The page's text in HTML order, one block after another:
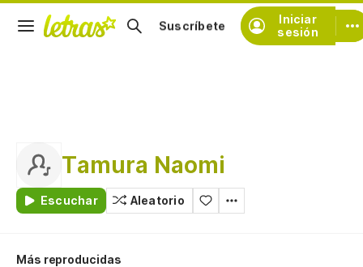
Iniciar
sesión
Suscríbete
Tamura Naomi
Escuchar Aleatorio
Más reproducidas